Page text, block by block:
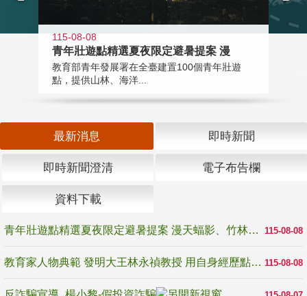
115-08-08
青年壯遊點精選夏夜限定避暑提案 漫
教育部青年發展署在全臺建置100個青年壯遊
點，提供山林、海洋...
最新消息 即時新聞
即時新聞澄清 電子布告欄
資料下載
115-08-08
青年壯遊點精選夏夜限定避暑提案 漫天蝠影、竹林尋蛙、茶香夜觀 邀青年暮色出發
115-08-08
教育家人物典範 發明大王林永禎教授 用自身經歷點亮學生的路